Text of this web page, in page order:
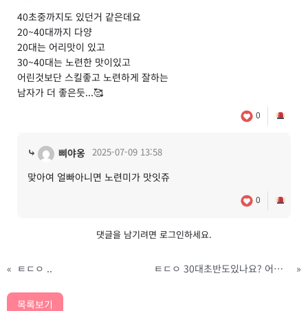
40초중까지도 있던거 같은데요
20~40대까지 다양
20대는 어리맛이 있고
30~40대는 노련한 맛이있고
어린것보단 스킬좋고 노련하게 잘하는
남자가 더 좋은듯...🥰
0
⤷ 삐야옹 2025-07-09 13:58
맞아여 얼빠아니면 노련미가 맛잇쥬
0
댓글을 남기려면 로그인하세요.
« ㅌㄷㅇ .. ㅌㄷㅇ 30대초반도있나요? 어디가야되요? »
목록보기